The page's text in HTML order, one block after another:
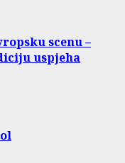
scenu –
uspjeha